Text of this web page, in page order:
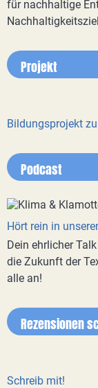
für nachhaltige
Projekt
Bildungsprojekt
Podcast
Hört rein in
Dein ehrlicher
die Zukunft der
alle an!
Rezensionen
Schreib mit!